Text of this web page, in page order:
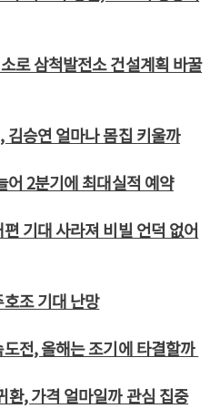
로 삼척발전소 건설계획 바꿀
승연 얼마나 몸집 키울까
2분기에 최대실적 예약
기대 사라져 비빌 언덕 없어
조 기대 난망
전, 올해는 조기에 타결할까
, 가격 얼마일까 관심 집중